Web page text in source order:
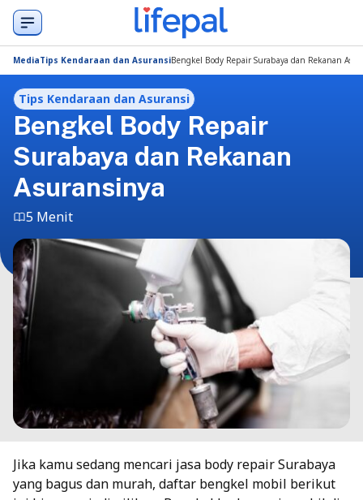
MediaTips Kendaraan dan AsuransiBengkel Body Repair Surabaya dan Rekanan
Tips Kendaraan dan Asuransi
Bengkel Body Repair
Surabaya dan Rekanan
Asuransinya
5 Menit
Jika kamu sedang mencari jasa body repair Surabaya
yang bagus dan murah, daftar bengkel mobil berikut